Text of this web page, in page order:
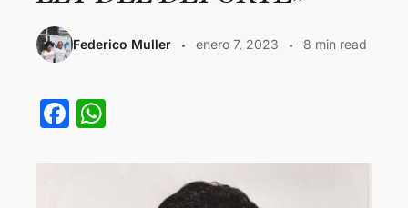
Federico Muller enero 7, 2023 8 min read
F
c at